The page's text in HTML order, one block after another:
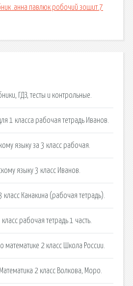
.анна павлюк робочий зошит.7
ГДЗ, тесты и контрольные.
1 класса рабочая тетрадь Иванов.
языку за 3 класс рабочая.
языку 3 класс Иванов.
класс Канакина (рабочая тетрадь).
рабочая тетрадь 1 часть.
математике 2 класс Школа России.
2 класс Волкова, Моро.